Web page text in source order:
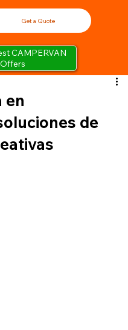
CAMPERVAN
Get a Quote
en
de